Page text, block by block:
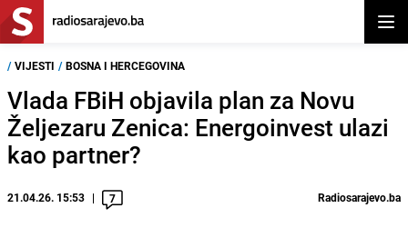
/ VIJESTI / BOSNA I HERCEGOVINA
Vlada FBiH objavila plan za Novu
Željezaru Zenica: Energoinvest ulazi
kao partner?
21.04.26. 15:53 7 Radiosarajevo.ba